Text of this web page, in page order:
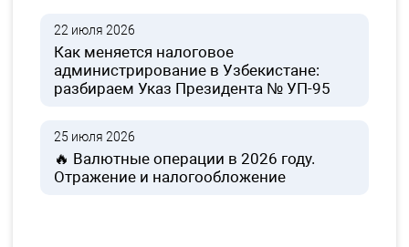
22 июля 2026
Как меняется налоговое
администрирование в Узбекистане:
разбираем Указ Президента № УП-95
25 июля 2026
🔥 Валютные операции в 2026 году.
Отражение и налогообложение